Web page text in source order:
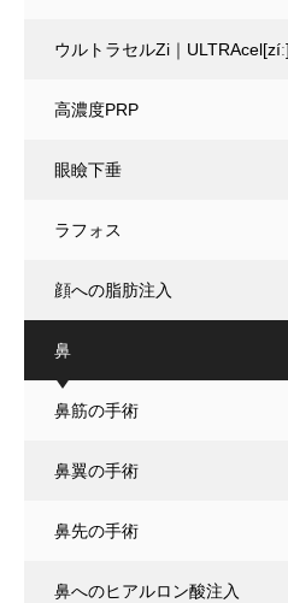
ウルトラセルZi｜ULTRAcel[zíː]
高濃度PRP
眼瞼下垂
ラフォス
顔への脂肪注入
鼻
鼻筋の手術
鼻翼の手術
鼻先の手術
鼻へのヒアルロン酸注入